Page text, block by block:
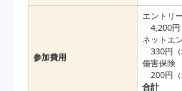
参加費用
エントリ
4,200円
ネットエ
330円（
傷害保険
200円（
合計